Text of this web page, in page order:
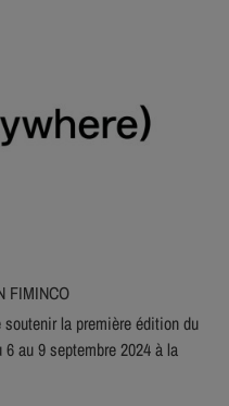
FIMINCO
la première édition du
au 9 septembre 2024 à la